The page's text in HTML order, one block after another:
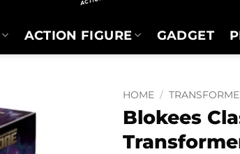
ACTION FIGURE GADGET
HOME /
Blokees